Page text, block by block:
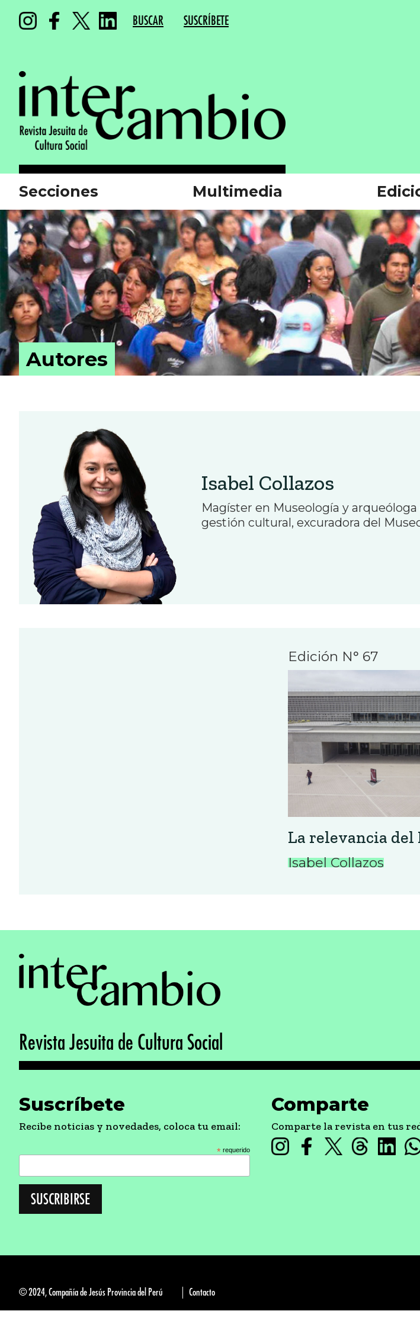
BUSCAR SUSCRÍBETE
Secciones Multimedia
Autores
Isabel Collazos
Magíster en Museología y
gestión cultural, excuradora del
Edición N° 67
La relevancia del
Isabel Collazos
Revista Jesuita de Cultura Social
Suscríbete
Recibe noticias y novedades, coloca tu email:
* requerido
Comparte
Comparte la revista en tus
© 2024, Compañía de Jesús Provincia del Perú Contacto